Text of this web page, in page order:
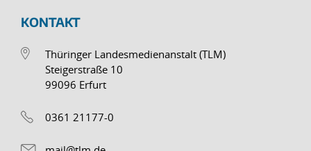
KONTAKT
Thüringer Landesmedienanstalt (TLM)
Steigerstraße 10
99096 Erfurt
0361 21177-0